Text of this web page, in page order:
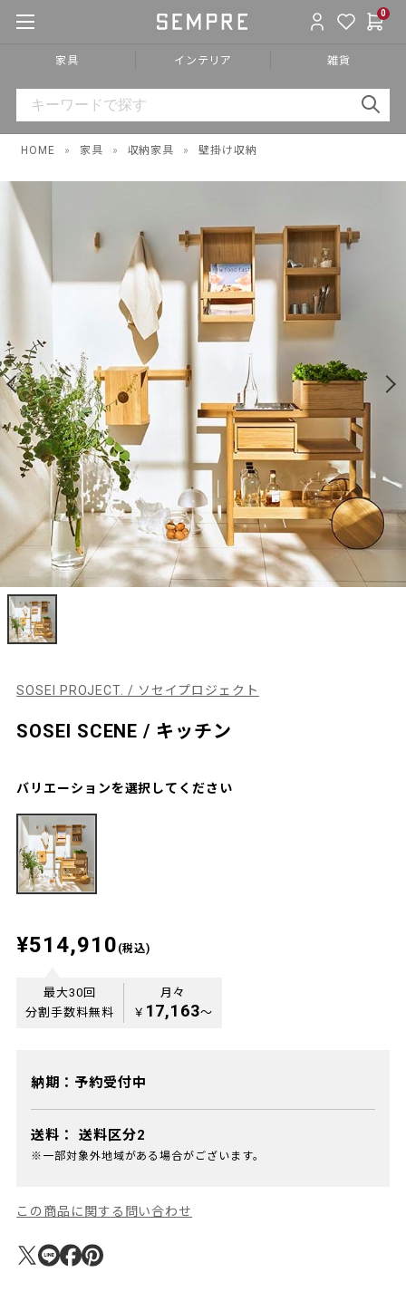
0
家具 インテリア 雑貨
HOME » 家具 » 収納家具 » 壁掛け収納
SOSEI PROJECT. / ソセイプロジェクト
SOSEI SCENE / キッチン
バリエーションを選択してください
¥514,910 (税込)
最大30回
分割手数料無料
月々
￥ 17,163〜
納期：予約受付中
送料： 送料区分2
※一部対象外地域がある場合がございます。
この商品に関する問い合わせ